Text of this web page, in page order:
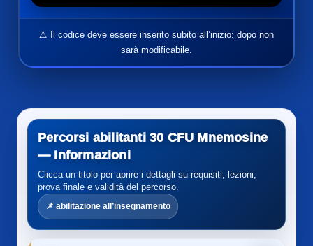
⚠️ Il codice deve essere inserito subito all’inizio: dopo non
sarà modificabile.
Percorsi abilitanti 30 CFU Mnemosine
— Informazioni
Clicca un titolo per aprire i dettagli su requisiti, lezioni,
prova finale e validità del percorso.
📌 abilitazione all’insegnamento